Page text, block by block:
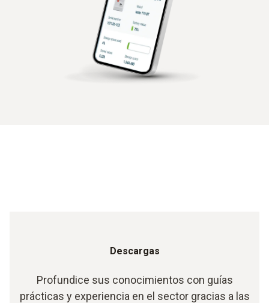
Descargas
Profundice sus conocimientos con guías
prácticas y experiencia en el sector gracias a las